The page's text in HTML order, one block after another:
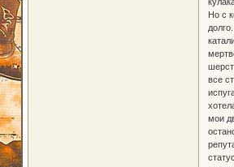
Но с
все
мои